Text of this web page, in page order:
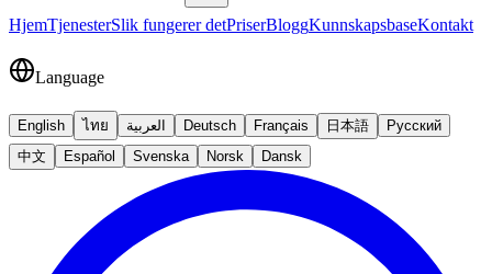
HjemTjenesterSlik fungerer detPriserBloggKunnskapsbaseKontakt
Language
English ไทย العربية Deutsch Français 日本語
Русский
中文
Español Svenska Norsk Dansk